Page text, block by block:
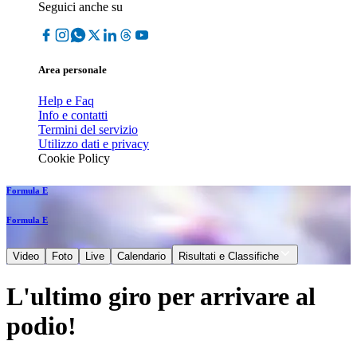
Seguici anche su
Area personale
Help e Faq
Info e contatti
Termini del servizio
Utilizzo dati e privacy
Cookie Policy
Formula E
Formula E
Video Foto Live Calendario Risultati e Classifiche
L'ultimo giro per arrivare al
podio!